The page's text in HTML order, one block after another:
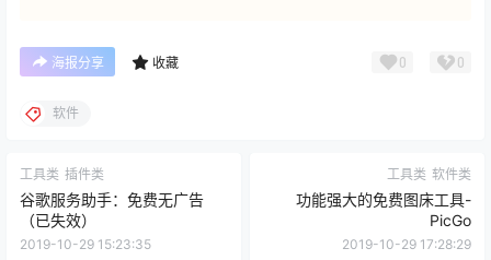
海报分享 收藏 0 0
软件
工具类 插件类
谷歌服务助手：免费无广告
（已失效）
2019-10-29 15:23:35
工具类 软件类
功能强大的免费图床工具-
PicGo
2019-10-29 17:28:29